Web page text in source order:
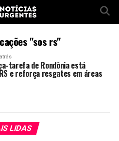
"sos rs"
tarefa de Rondônia está
e reforça resgates em áreas
LIDAS